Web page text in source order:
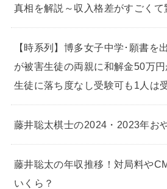
真相を解説～収入格差がすごくて
【時系列】博多女子中学･願書を
が被害生徒の両親に和解金50万
生徒に落ち度なし受験可も1人は
藤井聡太棋士の2024・2023年お
藤井聡太の年収推移！対局料や
いくら？